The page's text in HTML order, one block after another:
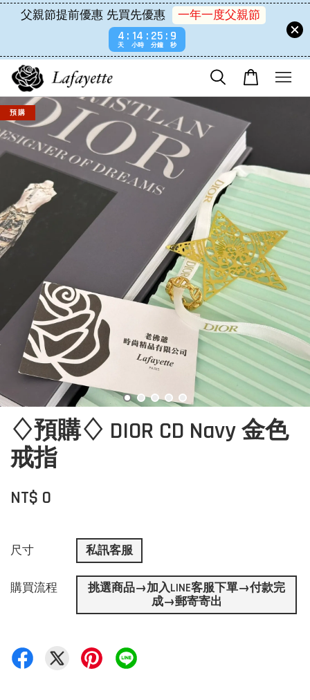
父親節提前優惠 先買先優惠
一年一度父親節
4
天
14
小時
25
分鐘
9
秒
預 購
♢預購♢ DIOR CD Navy 金色
戒指
NT$ 0
尺寸 私訊客服
購買流程
挑選商品→加入LINE客服下單→付款完
成→郵寄寄出